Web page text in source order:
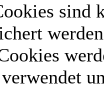
sind